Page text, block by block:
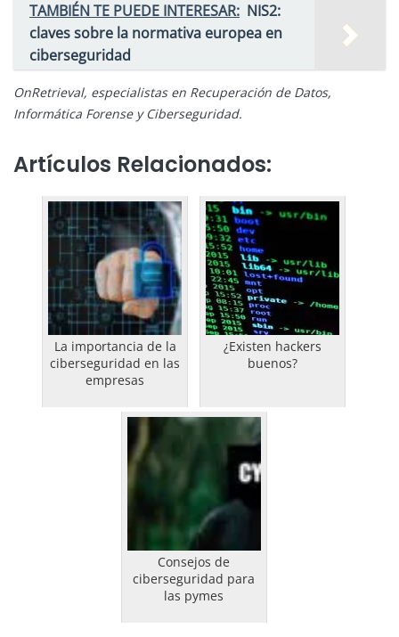
TAMBIÉN TE PUEDE INTERESAR: NIS2:
claves sobre la normativa europea en
ciberseguridad
OnRetrieval, especialistas en Recuperación de Datos,
Informática Forense y Ciberseguridad.
Artículos Relacionados:
La importancia de la
ciberseguridad en las
empresas
¿Existen hackers
buenos?
Consejos de
ciberseguridad para
las pymes